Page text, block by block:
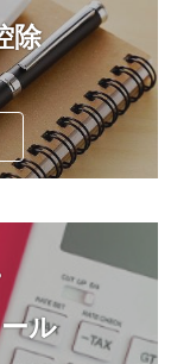
除
ル